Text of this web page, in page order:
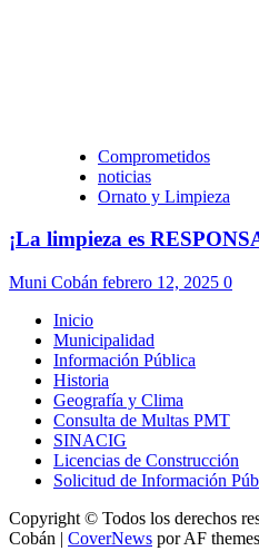
Comprometidos
noticias
Ornato y Limpieza
¡La limpieza es
Muni Cobán febrero 12, 2025 0
Inicio
Municipalidad
Información Pública
Historia
Geografía y Clima
Consulta de Multas PMT
SINACIG
Licencias de Construcción
Solicitud de Información
Copyright © Todos los derechos
Cobán | CoverNews por AF